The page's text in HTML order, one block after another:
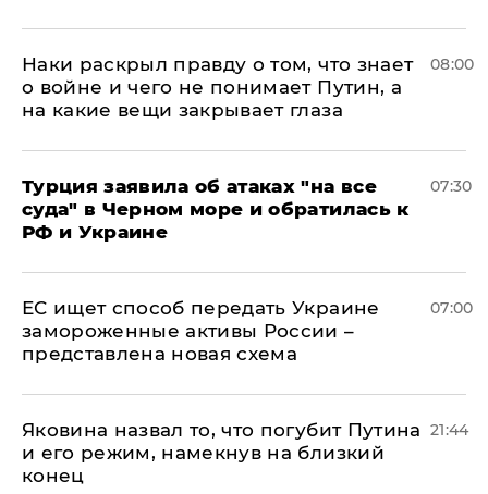
Наки раскрыл правду о том, что знает
о войне и чего не понимает Путин, а
на какие вещи закрывает глаза
08:00
Турция заявила об атаках "на все
суда" в Черном море и обратилась к
РФ и Украине
07:30
ЕС ищет способ передать Украине
замороженные активы России –
представлена новая схема
07:00
Яковина назвал то, что погубит Путина
и его режим, намекнув на близкий
конец
21:44